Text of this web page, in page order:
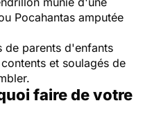
Pocahantas amputée
de parents d'enfants
et soulagés de
faire de votre